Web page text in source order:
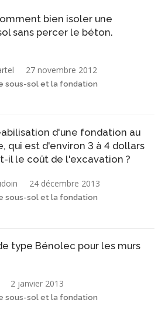
bien isoler une
sans percer le béton.
27 novembre 2012
sous-sol et la fondation
d'une fondation au
qui est d'environ 3 à 4 dollars
il le coût de l'excavation ?
24 décembre 2013
sous-sol et la fondation
type Bénolec pour les murs
2 janvier 2013
sous-sol et la fondation